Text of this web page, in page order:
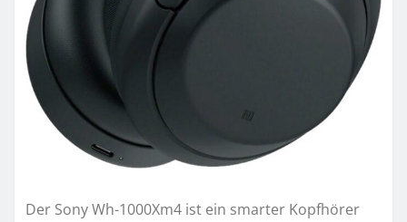
Der Sony Wh-1000Xm4 ist ein smarter Kopfhörer